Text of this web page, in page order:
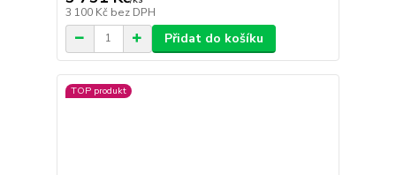
3 100 Kč bez DPH
Přidat do košíku
TOP produkt